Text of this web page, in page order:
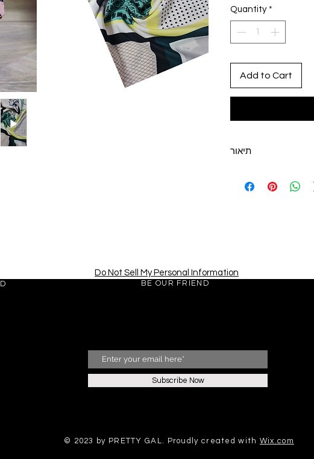
Meters
Quantity *
Add to Cart
תיאור
Do Not Sell My Personal Information
BE OUR FRIEND
Subscribe Now
© 2023 by PRETTY GAL. Proudly created with Wix.com